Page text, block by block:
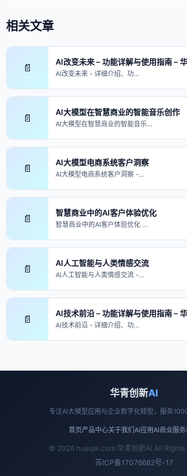
相关文章
📄 AI改变未来 – 功能详解与使用指南 –
AI改变未来 - 详细介绍、功…
📄 AI大模型在智慧商业的智能音乐创作
AI大模型在智慧商业的智能音乐…
📄 AI大模型电商系统客户洞察
AI大模型电商系统客户洞察 -…
📄 智慧商业中的AI客户体验优化
智慧商业中的AI客户体验优化 …
📄 AI人工智能与人类情感交流
AI人工智能与人类情感交流 -…
📄 AI技术前沿 – 功能详解与使用指南 –
AI技术前沿 - 详细介绍、功…
华青创新AI
专注AI大模型应用与企业数字化转型，服务
首页产品中心关于我们 AI应用AI商业服
© 2026 huaqai.com 华青创新AI All Rights
苏ICP备17076682号-17